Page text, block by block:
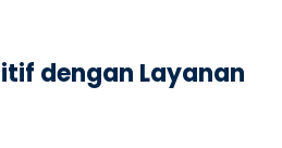
dengan Layanan